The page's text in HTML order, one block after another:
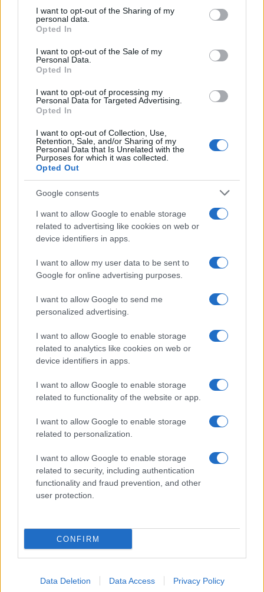
disclose it to other third parties.
Please note that this website/app uses one or more Google
services and may gather and store information including but
not limited to your visit or usage behaviour. You may click to
grant or deny consent to Google and its third-party tags to
consent section.
I want to opt-out of the Sharing of my
personal data.
Opted In
I want to opt-out of the Sale of my
Personal Data.
Opted In
I want to opt-out of processing my
Personal Data for Targeted Advertising.
Opted In
I want to opt-out of Collection, Use,
Retention, Sale, and/or Sharing of my
Personal Data that Is Unrelated with the
Purposes for which it was collected.
Opted Out
Google consents
I want to allow Google to enable storage
related to advertising like cookies on web or
device identifiers in apps.
I want to allow my user data to be sent to
Google for online advertising purposes.
I want to allow Google to send me
personalized advertising.
I want to allow Google to enable storage
related to analytics like cookies on web or
device identifiers in apps.
I want to allow Google to enable storage
related to functionality of the website or app.
I want to allow Google to enable storage
related to personalization.
I want to allow Google to enable storage
related to security, including authentication
functionality and fraud prevention, and other
user protection.
CONFIRM
Data Deletion Data Access Privacy Policy
Pordenone /Il Premio Airone di Carta 2026 a GiULiA
giornaliste: promuove la cultura della parità
Facebook
Twitter
Instagram
LinkedIn
Cookie Policy
Chi siamo
Syndication
Globalist
Globalscience
Culture
Megachip
Giornale dello
Wondernet
Giuliana Sgrena
Syndication